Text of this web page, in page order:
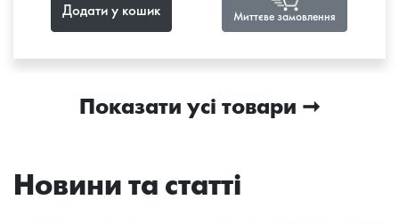
Додати у кошик Миттєве замовлення
Показати усі товари
Новини та статті